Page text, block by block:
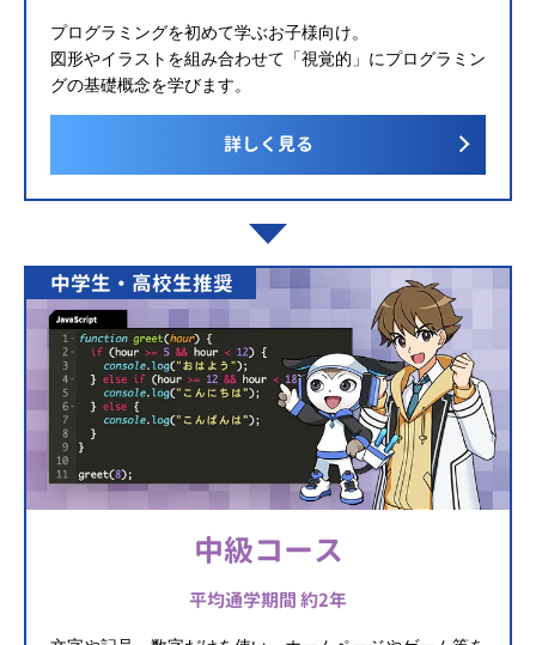
プログラミングを初めて学ぶお子様向け。
図形やイラストを組み合わせて「視覚的」にプログラミン
グの基礎概念を学びます。
詳しく見る
中学生・高校生推奨
中級コース
平均通学期間 約2年